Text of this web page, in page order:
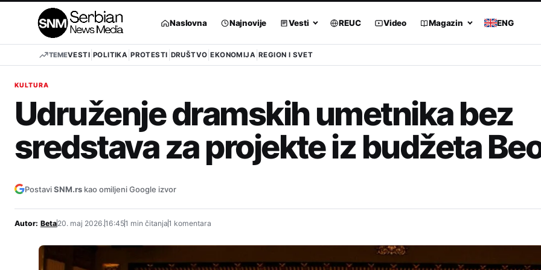
Naslovna Najnovije Vesti REUC Video Magazin ENG
TEMEVESTI POLITIKA PROTESTI DRUŠTVO EKONOMIJA REGION I SVET
KULTURA
Udruženje dramskih umetnika bez
sredstava za projekte iz budžeta
PostaviSNM.rs kao omiljeni Google izvor
Autor: Beta20. maj 2026.16:451 min čitanja1 komentara